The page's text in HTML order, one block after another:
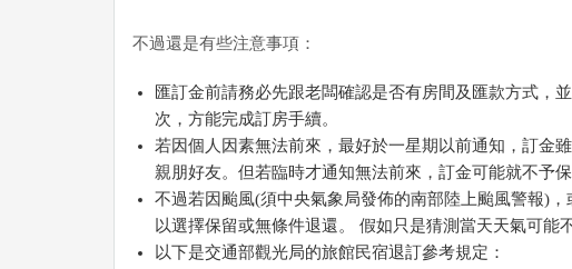
不過還是有些注意事項：
匯訂金前請務必先跟老闆確認是否有房間及匯款方式，
次，方能完成訂房手續。
若因個人因素無法前來，最好於一星期以前通知，訂金
親朋好友。但若臨時才通知無法前來，訂金可能就不予
不過若因颱風(須中央氣象局發佈的南部陸上颱風警報)
以選擇保留或無條件退還。 假如只是猜測當天天氣可能
以下是交通部觀光局的旅館民宿退訂參考規定：